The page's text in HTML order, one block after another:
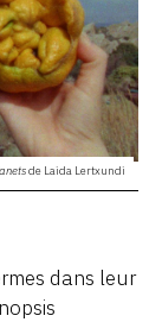
de Laida Lertxundi
dans leur